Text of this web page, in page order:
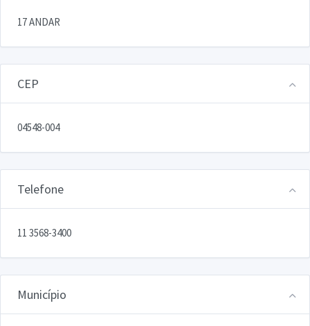
17 ANDAR
CEP
04548-004
Telefone
11 3568-3400
Município